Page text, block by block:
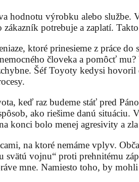
hodnotu výrobku alebo
potrebuje a zaplatí.
ktoré prinesieme z práce
človeka a pomôcť
Šéf Toyoty kedysi
keď raz budeme stáť pred
ako riešime danú
konci bolo menej agresivity a
na ktoré nemáme vplyv.
vojnu“ proti prehnitému
mne. Namiesto toho, by